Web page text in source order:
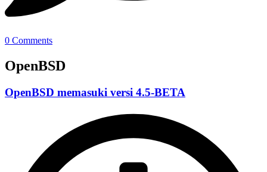
0 Comments
OpenBSD
OpenBSD memasuki versi 4.5-BETA